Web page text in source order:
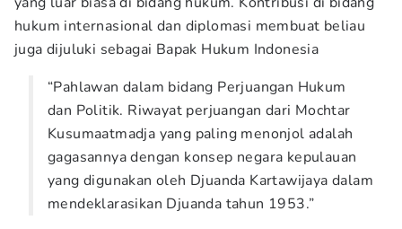
hukum internasional dan diplomasi membuat beliau
juga dijuluki sebagai Bapak Hukum Indonesia
“Pahlawan dalam bidang Perjuangan Hukum
dan Politik. Riwayat perjuangan dari Mochtar
Kusumaatmadja yang paling menonjol adalah
gagasannya dengan konsep negara kepulauan
yang digunakan oleh Djuanda Kartawijaya dalam
mendeklarasikan Djuanda tahun 1953.”